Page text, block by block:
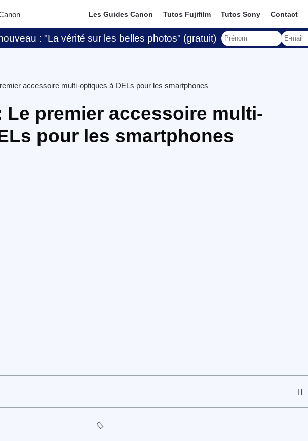
Les Guides Canon Tutos Fujifilm Tutos Sony Contact
: "La vérité sur les belles photos" (gratuit)
accessoire multi-optiques à DELs pour les smartphones
Le premier accessoire multi-
pour les smartphones